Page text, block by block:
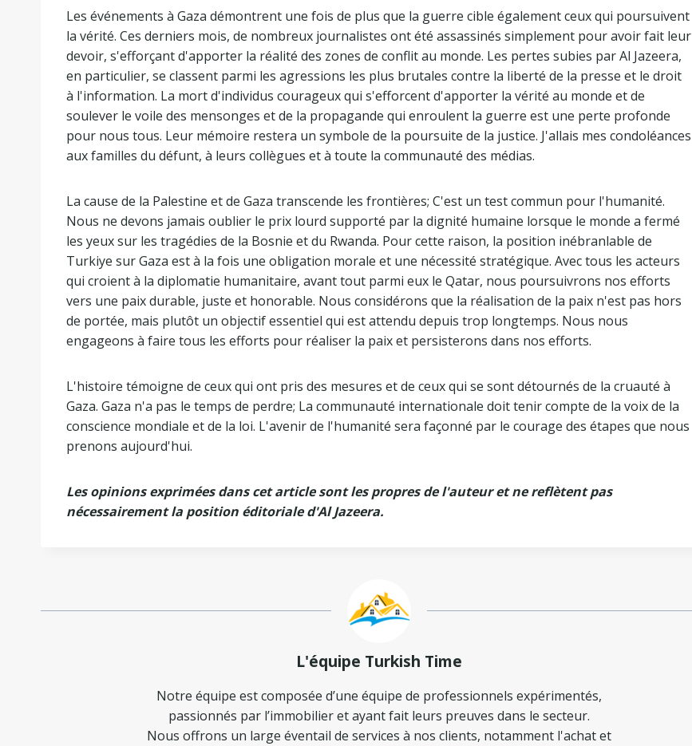
Les événements à Gaza démontrent une fois de plus que la guerre cible également ceux qui poursuivent
la vérité. Ces derniers mois, de nombreux journalistes ont été assassinés simplement pour avoir fait leur
devoir, s'efforçant d'apporter la réalité des zones de conflit au monde. Les pertes subies par Al Jazeera,
en particulier, se classent parmi les agressions les plus brutales contre la liberté de la presse et le droit
à l'information. La mort d'individus courageux qui s'efforcent d'apporter la vérité au monde et de
soulever le voile des mensonges et de la propagande qui enroulent la guerre est une perte profonde
pour nous tous. Leur mémoire restera un symbole de la poursuite de la justice. J'allais mes condoléances
aux familles du défunt, à leurs collègues et à toute la communauté des médias.
La cause de la Palestine et de Gaza transcende les frontières; C'est un test commun pour l'humanité.
Nous ne devons jamais oublier le prix lourd supporté par la dignité humaine lorsque le monde a fermé
les yeux sur les tragédies de la Bosnie et du Rwanda. Pour cette raison, la position inébranlable de
Turkiye sur Gaza est à la fois une obligation morale et une nécessité stratégique. Avec tous les acteurs
qui croient à la diplomatie humanitaire, avant tout parmi eux le Qatar, nous poursuivrons nos efforts
vers une paix durable, juste et honorable. Nous considérons que la réalisation de la paix n'est pas hors
de portée, mais plutôt un objectif essentiel qui est attendu depuis trop longtemps. Nous nous
engageons à faire tous les efforts pour réaliser la paix et persisterons dans nos efforts.
L'histoire témoigne de ceux qui ont pris des mesures et de ceux qui se sont détournés de la cruauté à
Gaza. Gaza n'a pas le temps de perdre; La communauté internationale doit tenir compte de la voix de la
conscience mondiale et de la loi. L'avenir de l'humanité sera façonné par le courage des étapes que nous
prenons aujourd'hui.
Les opinions exprimées dans cet article sont les propres de l'auteur et ne reflètent pas
nécessairement la position éditoriale d'Al Jazeera.
L'équipe Turkish Time
Notre équipe est composée d’une équipe de professionnels expérimentés,
passionnés par l’immobilier et ayant fait leurs preuves dans le secteur.
Nous offrons un large éventail de services à nos clients, notamment l'achat et